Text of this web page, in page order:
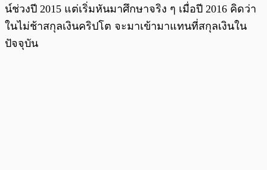
น์ช่วงปี 2015 แต่เริ่มหันมาศึกษาจริง ๆ เมื่อปี 2016 คิดว่า
ในไม่ช้าสกุลเงินคริปโต จะมาเข้ามาแทนที่สกุลเงินใน
ปัจจุบัน